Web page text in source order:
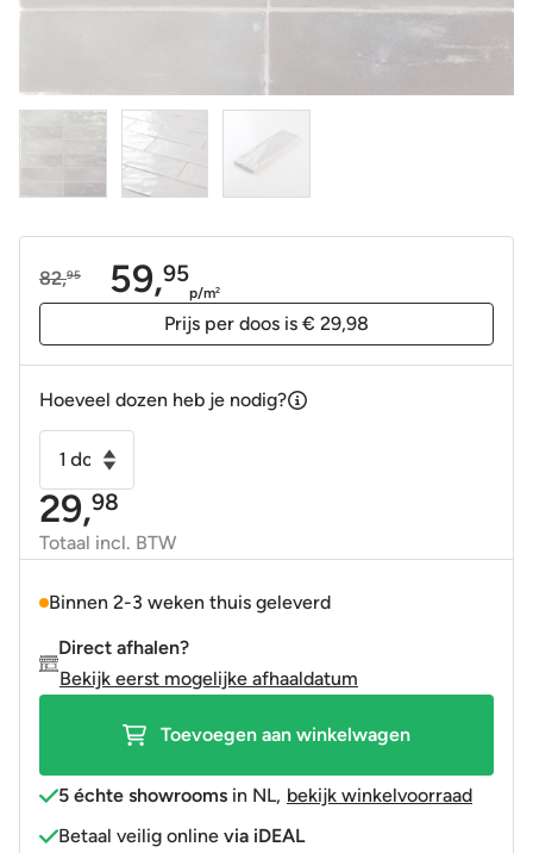
82,95
Oorspronkelijke
59,95
Huidige
p/m2
Prijs per doos is € 29,98
Hoeveel dozen heb je nodig?
6,5x20
cm
grijs
handvormlook
grey
parelmoer
effect
29,98
Totaal incl. BTW
Binnen 2-3 weken thuis geleverd
Direct afhalen?
Bekijk eerst mogelijke afhaaldatum
Toevoegen aan winkelwagen
5 échte showrooms in NL, bekijk winkelvoorraad
Betaal veilig online via iDEAL